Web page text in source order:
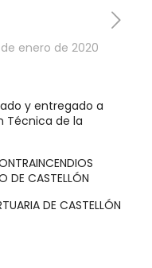
de enero de 2020
y entregado a
Técnica de la
DE CASTELLÓN
DE CASTELLÓN